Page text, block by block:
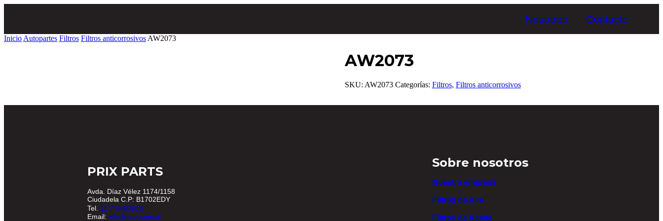
Nosotros Contacto
Inicio Autopartes Filtros Filtros anticorrosivos AW2073
AW2073
SKU: AW2073 Categorías: Filtros, Filtros anticorrosivos
PRIX PARTS
Avda. Díaz Vélez 1174/1158
Ciudadela C.P: B1702EDY
Tel. 11 7 5483513
Email: info@prix.com.ar
Sobre nosotros
Nuestra empresa
Filtros de Aire
Filtros de Aceite